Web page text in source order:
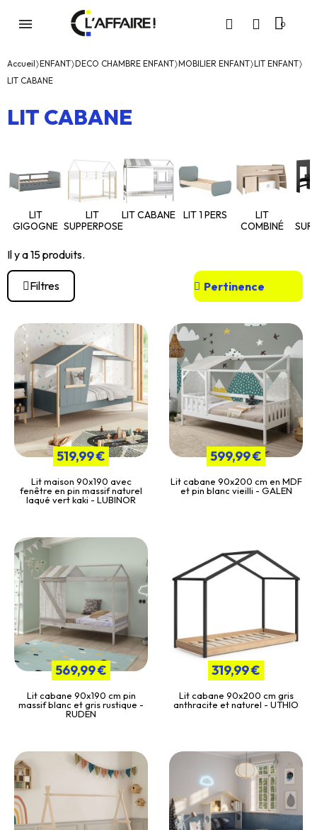
Accueil ENFANT DECO CHAMBRE ENFANT MOBILIER ENFANT LIT ENFANT
LIT CABANE
LIT CABANE
LIT
GIGOGNE
LIT
SUPPERPOSE
LIT CABANE LIT 1 PERS
LIT
COMBINÉ
Il y a 15 produits.
Filtres
519,99 €
Lit maison 90x190 avec
fenêtre en pin massif naturel
laqué vert kaki - LUBINOR
599,99 €
Lit cabane 90x200 cm en MDF
et pin blanc vieilli - GALEN
569,99 €
Lit cabane 90x190 cm pin
massif blanc et gris rustique -
RUDEN
319,99 €
Lit cabane 90x200 cm gris
anthracite et naturel - UTHIO